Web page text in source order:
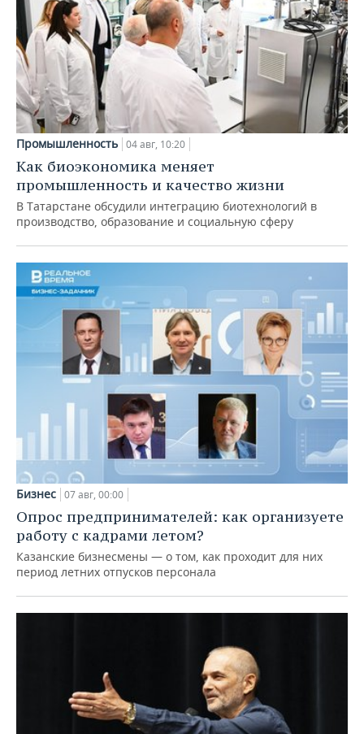
Промышленность 04 авг, 10:20
Как биоэкономика меняет
промышленность и качество жизни
В Татарстане обсудили интеграцию биотехнологий в
производство, образование и социальную сферу
Бизнес 07 авг, 00:00
Опрос предпринимателей: как организуете
работу с кадрами летом?
Казанские бизнесмены — о том, как проходит для них
период летних отпусков персонала